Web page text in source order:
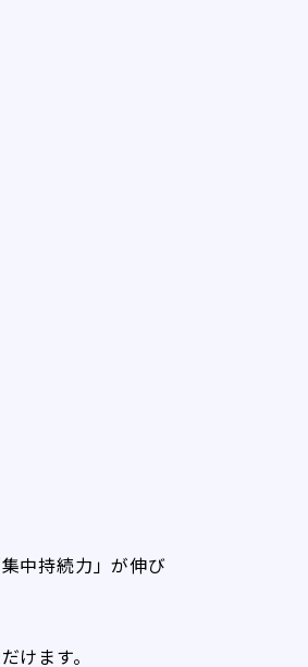
中持続力」が伸び
けます。